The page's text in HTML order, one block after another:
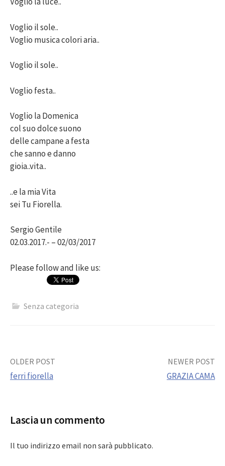
Voglio il sole..
Voglio musica colori aria..
Voglio il sole..
Voglio festa..
Voglio la Domenica
col suo dolce suono
delle campane a festa
che sanno e danno
gioia..vita..
..e la mia Vita
sei Tu Fiorella.
Sergio Gentile
02.03.2017.- – 02/03/2017
Please follow and like us:
Senza categoria
Post
OLDER POST
ferri fiorella
NEWER POST
GRAZIA CAMA
Lascia un commento
Il tuo indirizzo email non sarà pubblicato.